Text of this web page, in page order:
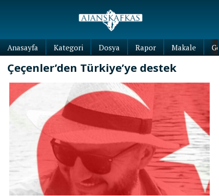
Anasayfa Kategori Dosya Rapor Makale
Çeçenler’den Türkiye’ye destek